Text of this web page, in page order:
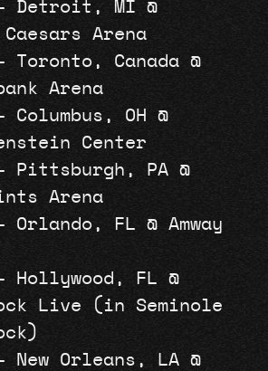
Detroit, MI @
Arena
Toronto, Canada @
Arena
Columbus, OH @
Center
Pittsburgh, PA @
Arena
Orlando, FL @ Amway
Hollywood, FL @
Live (in Seminole
New Orleans, LA @